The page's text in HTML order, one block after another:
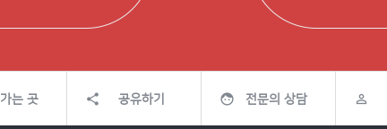
는 곳  공유하기  전문의 상담 